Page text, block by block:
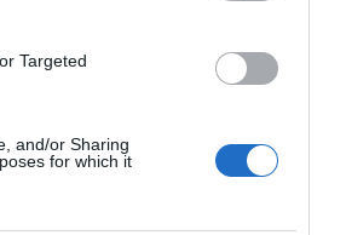
Targeted
and/or Sharing
for which it